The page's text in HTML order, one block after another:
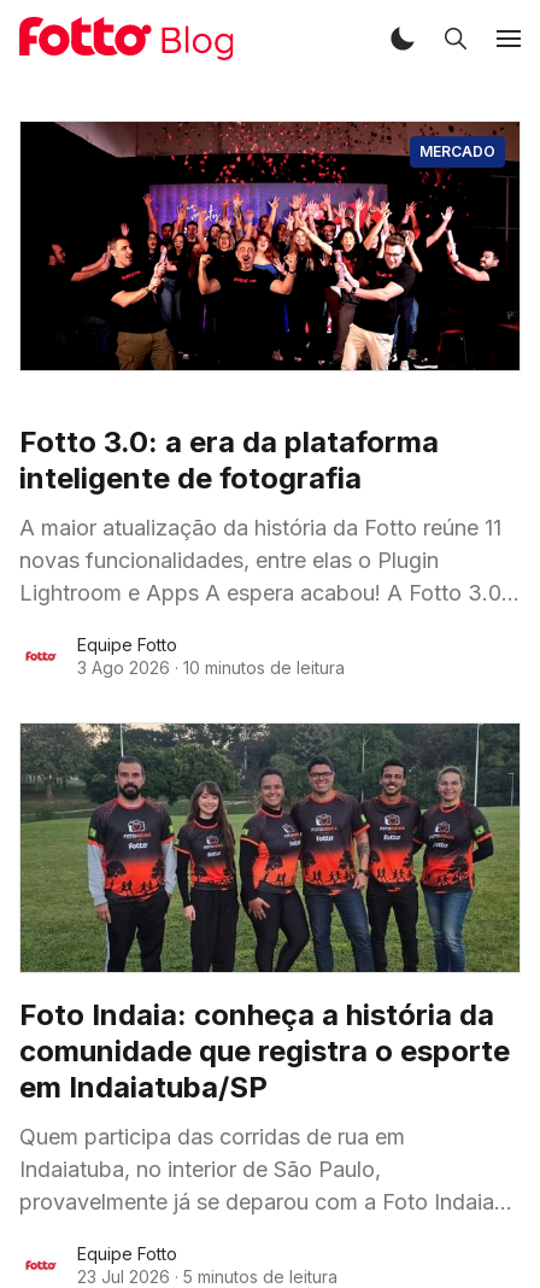
MERCADO
Fotto 3.0: a era da plataforma
inteligente de fotografia
A maior atualização da história da Fotto reúne 11
novas funcionalidades, entre elas o Plugin
Lightroom e Apps A espera acabou! A Fotto 3.0,
Equipe Fotto
3 Ago 2026 · 10 minutos de leitura
Foto Indaia: conheça a história da
comunidade que registra o esporte
em Indaiatuba/SP
Quem participa das corridas de rua em
Indaiatuba, no interior de São Paulo,
provavelmente já se deparou com a Foto Indaia
eventos esportivos
Equipe Fotto
23 Jul 2026 · 5 minutos de leitura